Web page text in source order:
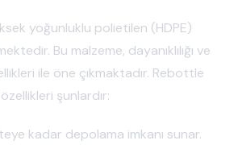
yoğunluklu polietilen (HDPE)
Bu malzeme, dayanıklılığı ve
ile öne çıkmaktadır. Rebottle
şunlardır:
kadar depolama imkanı sunar.